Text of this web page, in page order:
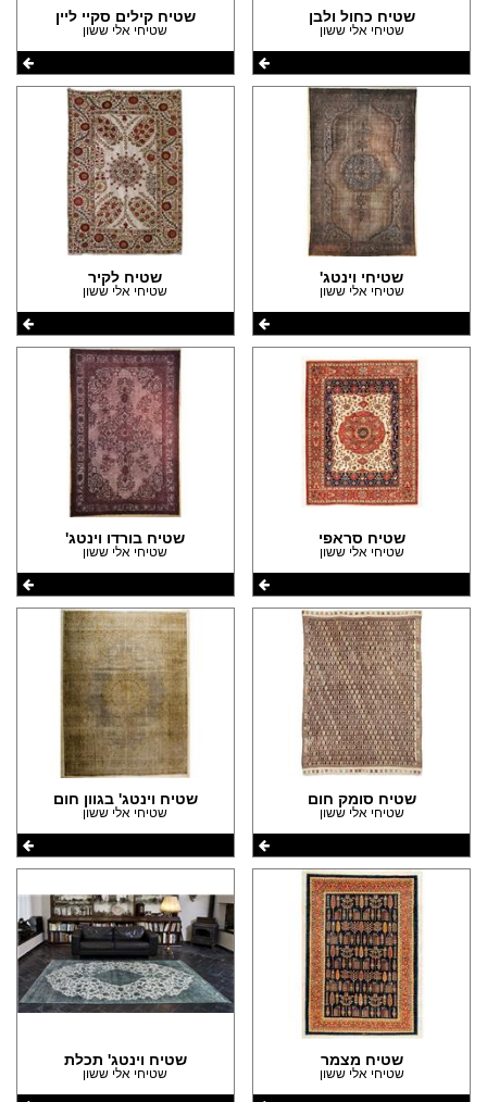
שטיח כחול ולבן
שטיחי אלי ששון
שטיח קילים סקיי ליין
שטיחי אלי ששון
שטיחי וינטג'
שטיחי אלי ששון
שטיח לקיר
שטיחי אלי ששון
שטיח סראפי
שטיחי אלי ששון
שטיח בורדו וינטג'
שטיחי אלי ששון
שטיח סומק חום
שטיחי אלי ששון
שטיח וינטג' בגוון חום
שטיחי אלי ששון
שטיח מצמר
שטיחי אלי ששון
שטיח וינטג' תכלת
שטיחי אלי ששון